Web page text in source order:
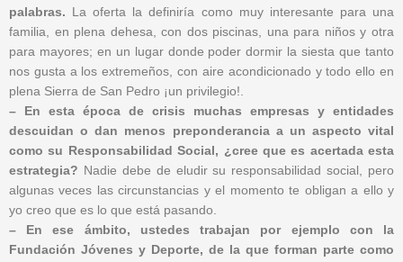
palabras. La oferta la definiría como muy interesante para una
familia, en plena dehesa, con dos piscinas, una para niños y otra
para mayores; en un lugar donde poder dormir la siesta que tanto
nos gusta a los extremeños, con aire acondicionado y todo ello en
plena Sierra de San Pedro ¡un privilegio!.
– En esta época de crisis muchas empresas y entidades
descuidan o dan menos preponderancia a un aspecto vital
como su Responsabilidad Social, ¿cree que es acertada esta
estrategia? Nadie debe de eludir su responsabilidad social, pero
algunas veces las circunstancias y el momento te obligan a ello y
yo creo que es lo que está pasando.
– En ese ámbito, ustedes trabajan por ejemplo con la
Fundación Jóvenes y Deporte, de la que forman parte como